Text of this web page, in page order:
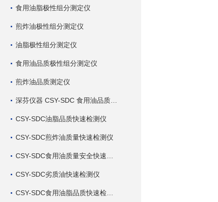
食用油脂极性组分测定仪
煎炸油极性组分测定仪
油脂极性组分测定仪
食用油品质极性组分测定仪
煎炸油品质测定仪
CSY-SDC油脂品质快速检测仪
CSY-SDC煎炸油质量快速检测仪
CSY-SDC劣质油快速检测仪